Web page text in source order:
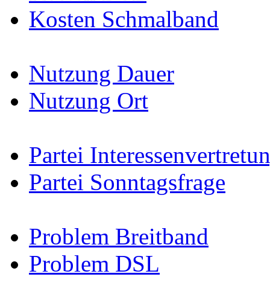
Kosten Schmalband
Nutzung Dauer
Nutzung Ort
Partei
Partei Sonntagsfrage
Problem Breitband
Problem DSL